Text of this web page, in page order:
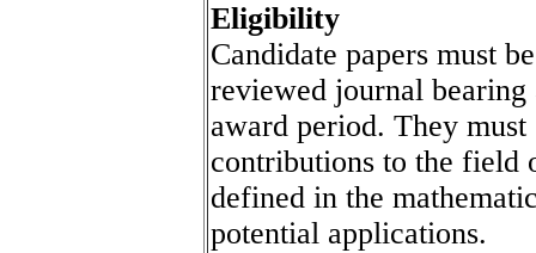
Eligibility
Candidate papers must
reviewed journal
award period. They
contributions to the field
defined in the
potential applications.